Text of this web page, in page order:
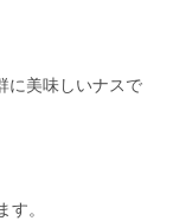
に美味しいナスで
。